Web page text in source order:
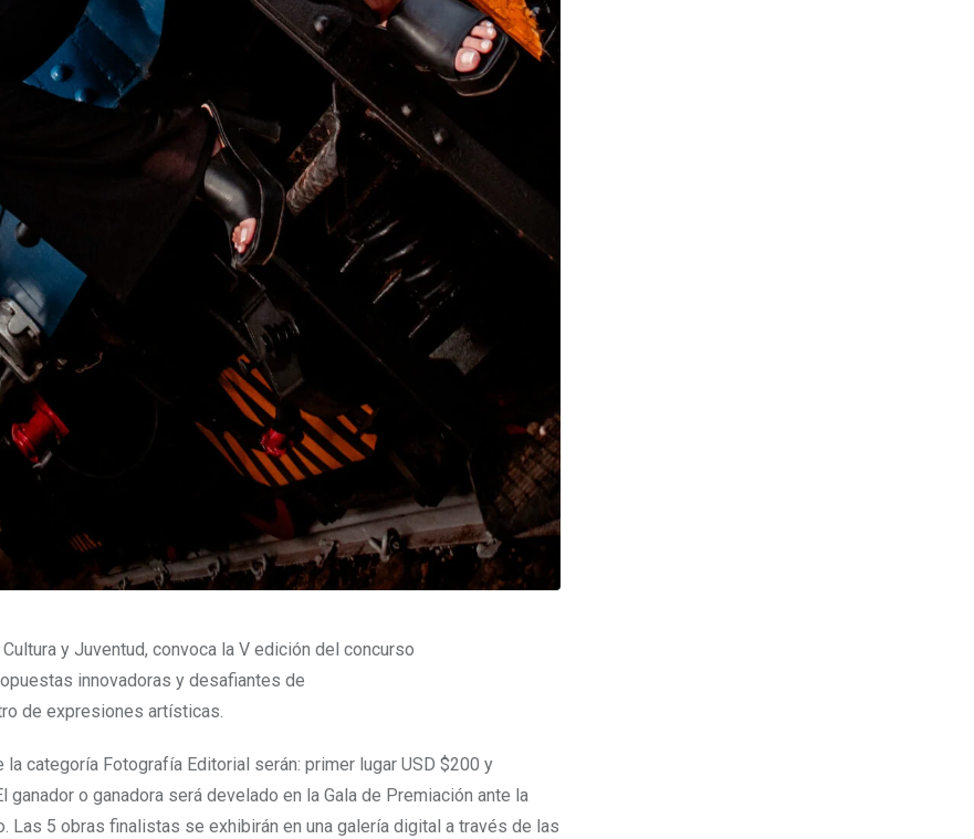
y Juventud, convoca la V edición del concurso
innovadoras y desafiantes de
de expresiones artísticas.
categoría Fotografía Editorial serán: primer lugar USD $200 y
o ganadora será develado en la Gala de Premiación ante la
5 obras finalistas se exhibirán en una galería digital a través de las